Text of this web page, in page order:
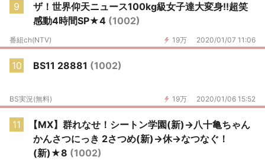
9
ザ！世界仰天ニュース100kg級女子達大変身!!超笑
感動4時間SP★4 (1002)
19万 2020/01/07 11:06
番組ch(NTV)
10 BS11 28881 (1002)
19万 2020/01/06 15:52
BS実況(無料)
11
【MX】群れなせ！シートン学園(新)→八十亀ちゃん
かんさつにっき 2さつめ(新)→休→なつなぐ！
(新)★8 (1002)